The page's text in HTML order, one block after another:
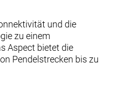
und die
zu einem
Aspect bietet die
Pendelstrecken bis zu